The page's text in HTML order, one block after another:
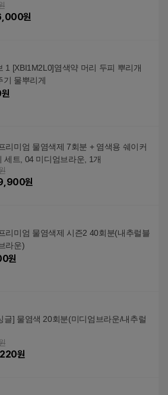
원
1 [XBI1M2L0]염색약 머리 두피 뿌리개
기 물뿌리게
원
리미엄 물염색제 7회분 + 염색용 쉐이커
세트, 04 미디엄브라운, 1개
원
리미엄 물염색제 시즌2 40회분(내추럴블
라운)
원
글] 물염색 20회분(미디엄브라운/내추럴
원